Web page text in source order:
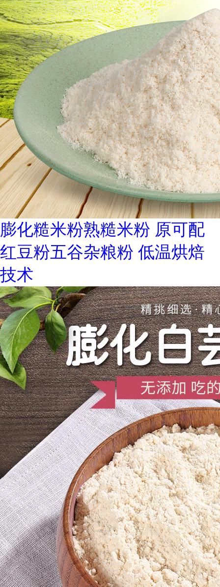
膨化糙米粉熟糙米粉 原可配
红豆粉五谷杂粮粉 低温烘焙
技术